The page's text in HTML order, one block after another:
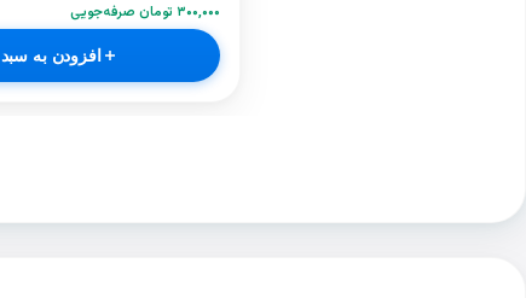
۳۰۰,۰۰۰ تومان صرفه‌جویی
افزودن به سبد